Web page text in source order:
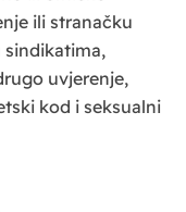
ili stranačku
sindikatima,
uvjerenje,
kod i seksualni